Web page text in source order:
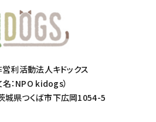
利活動法人キドックス
名：NPO kidogs）
県つくば市下広岡1054-5